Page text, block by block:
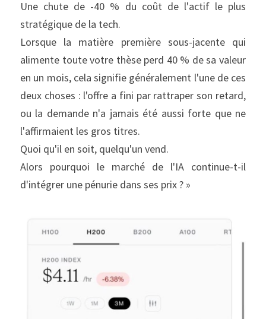
Une chute de -40 % du coût de l'actif le plus
stratégique de la tech.
Lorsque la matière première sous-jacente qui
alimente toute votre thèse perd 40 % de sa valeur
en un mois, cela signifie généralement l'une de ces
deux choses : l'offre a fini par rattraper son retard,
ou la demande n'a jamais été aussi forte que ne
l'affirmaient les gros titres.
Quoi qu'il en soit, quelqu'un vend.
Alors pourquoi le marché de l'IA continue-t-il
d'intégrer une pénurie dans ses prix ? »